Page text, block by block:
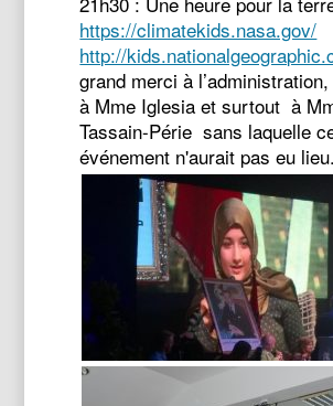
https://climatekids.nasa.gov/
http://
grand merci à
à Mme Iglesia et surtout à
Tassain-Périe sans laquelle
événement n'aurait pas eu